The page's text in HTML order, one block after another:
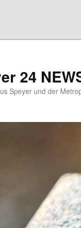
24
Speyer und der